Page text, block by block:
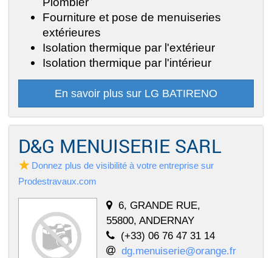
Fourniture et pose de menuiseries
extérieures
Isolation thermique par l'extérieur
Isolation thermique par l'intérieur
En savoir plus sur LG BATIRENO
D&G MENUISERIE SARL
Donnez plus de visibilité à votre entreprise sur
Prodestravaux.com
6, GRANDE RUE,
55800, ANDERNAY
(+33) 06 76 47 31 14
dg.menuiserie@orange.fr